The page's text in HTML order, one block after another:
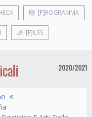
[P]ROGRAMMA
[F]ILES
2020/2021